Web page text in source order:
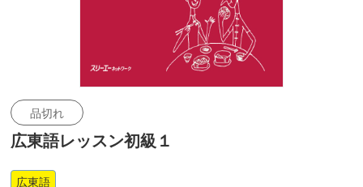
品切れ
広東語レッスン初級１
広東語